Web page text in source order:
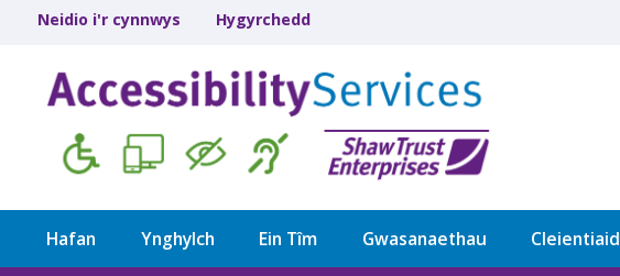
Neidio i'r cynnwys Hygyrchedd
Hafan Ynghylch Ein Tîm Gwasanaethau Cleientiaid